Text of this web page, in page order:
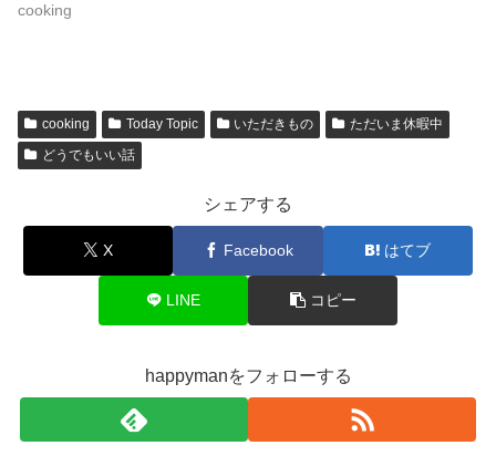
cooking
cooking Today Topic いただきもの
ただいま休暇中
どうでもいい話
シェアする
X Facebook はてブ
LINE コピー
happymanをフォローする